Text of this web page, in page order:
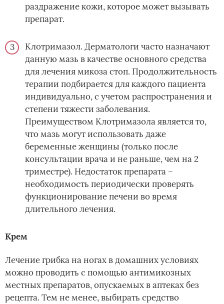
раздражение кожи, которое может вызывать
препарат.
Клотримазол. Дерматологи часто назначают
данную мазь в качестве основного средства
для лечения микоза стоп. Продолжительность
терапии подбирается для каждого пациента
индивидуально, с учетом распространения и
степени тяжести заболевания.
Преимуществом Клотримазола является то,
что мазь могут использовать даже
беременные женщины (только после
консультации врача и не раньше, чем на 2
триместре). Недостаток препарата –
необходимость периодически проверять
функционирование печени во время
длительного лечения.
Крем
Лечение грибка на ногах в домашних условиях
можно проводить с помощью антимикозных
местных препаратов, опускаемых в аптеках без
рецепта. Тем не менее, выбирать средство